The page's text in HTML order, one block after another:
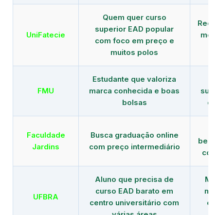
UniFatecie
Quem quer curso
superior EAD popular
com foco em preço e
muitos polos
FMU
Estudante que valoriza
marca conhecida e boas
bolsas
Faculdade
Jardins
Busca graduação online
com preço intermediário
UFBRA
Aluno que precisa de
curso EAD barato em
centro universitário com